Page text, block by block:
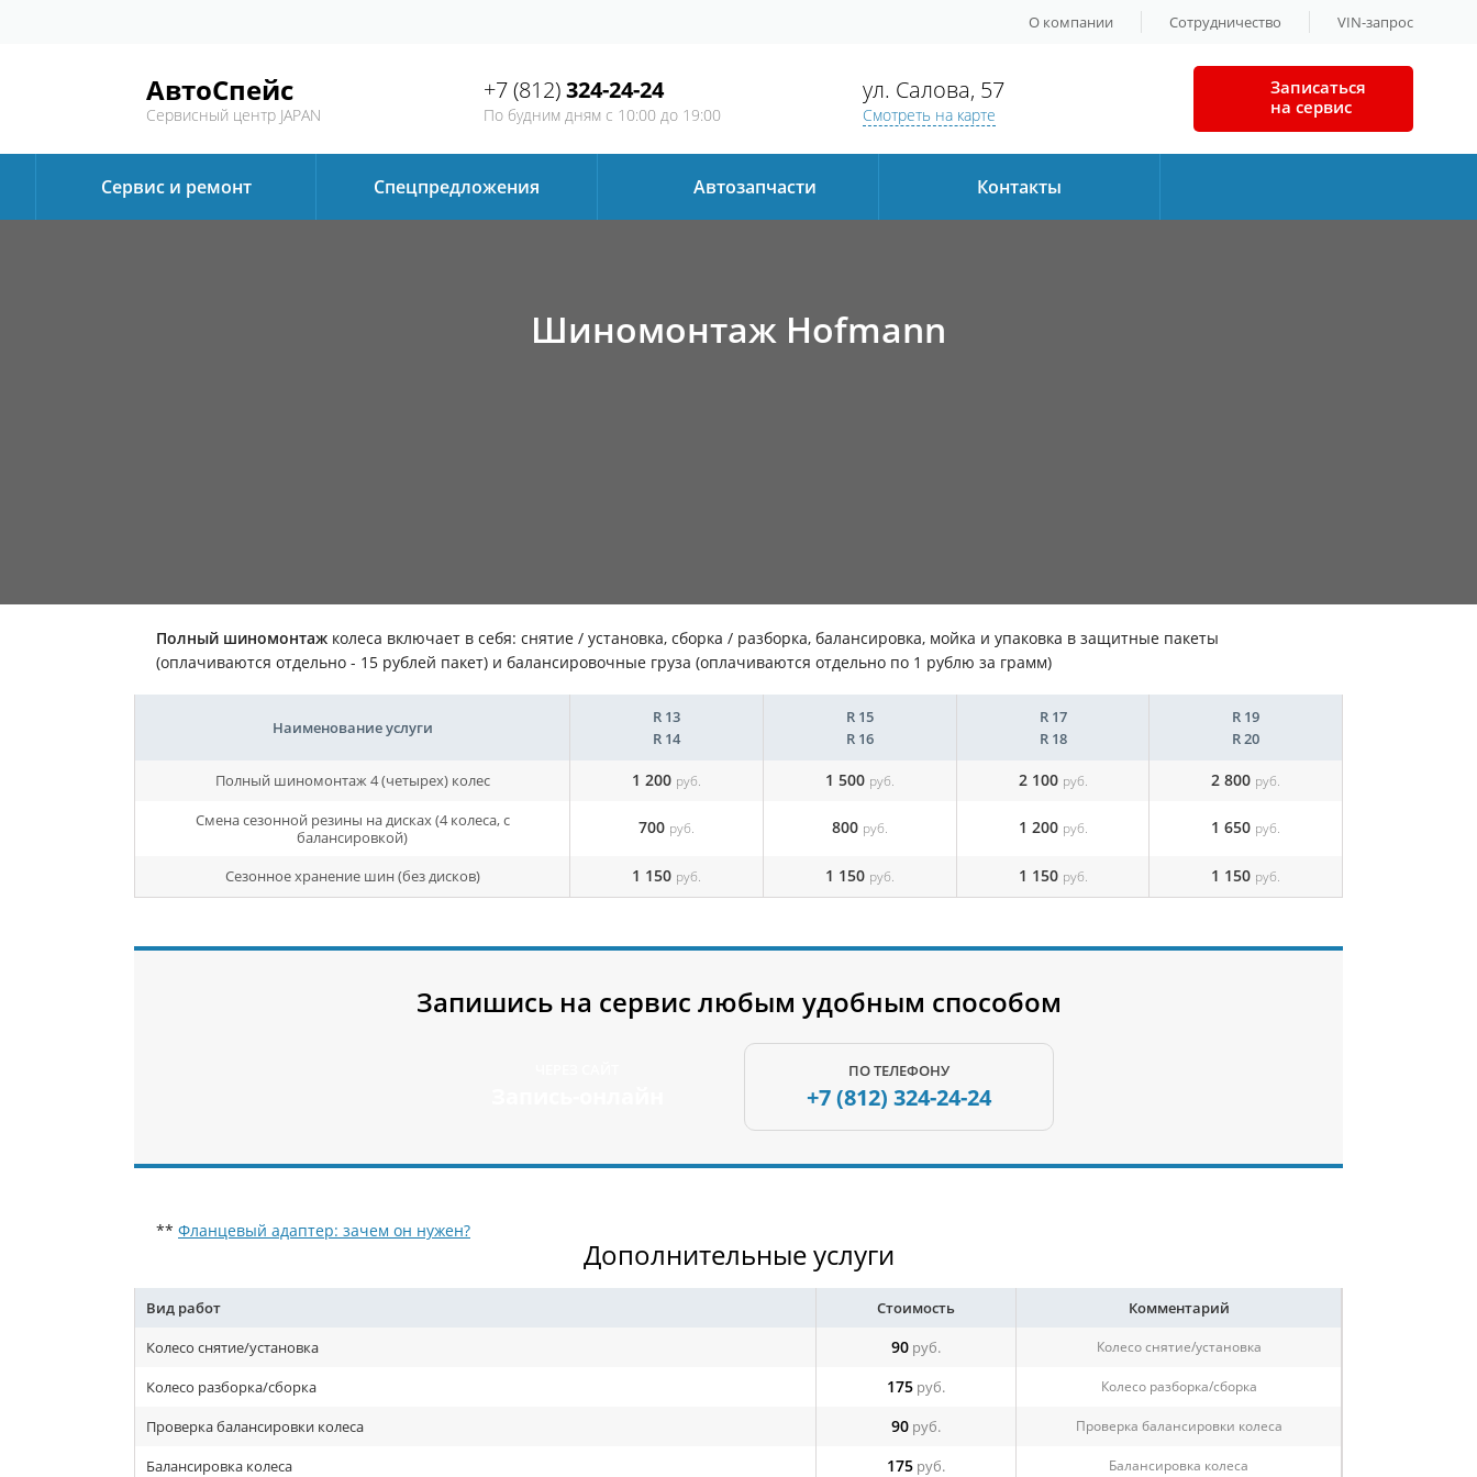
О компании Сотрудничество VIN-запрос
АвтоСпейс
Сервисный центр JAPAN
+7 (812)324-24-24
По будним днямс 10:00 до 19:00
ул. Салова, 57
Смотреть на карте
Записаться
на сервис
Сервис и ремонт Спецпредложения Автозапчаcти Контакты
Шиномонтаж Hofmann
Полный шиномонтаж колеса включает в себя: снятие / установка, сборка / разборка, балансировка, мойка и упаковка в защитные пакеты
(оплачиваются отдельно - 15 рублей пакет) и балансировочные груза (оплачиваются отдельно по 1 рублю за грамм)
Наименование услуги
R 13
R 14
R 15
R 16
R 17
R 18
R 19
R 20
Полный шиномонтаж 4 (четырех) колес 1 200 руб. 1 500 руб. 2 100 руб. 2 800 руб.
Смена сезонной резины на дисках (4 колеса, с
балансировкой)
700 руб. 800 руб. 1 200 руб. 1 650 руб.
Сезонное хранение шин (без дисков) 1 150 руб. 1 150 руб. 1 150 руб. 1 150 руб.
Запишись на сервис любым удобным способом
ПО ТЕЛЕФОНУ
+7 (812) 324-24-24
** Фланцевый адаптер: зачем он нужен?
Дополнительные услуги
Вид работ Стоимость
Комментарий
Колесо снятие/установка
90 руб. Колесо снятие/установка
Колесо разборка/сборка 175 руб. Колесо разборка/сборка
Проверка балансировки колеса 90 руб. Проверка балансировки колеса
Балансировка колеса 175 руб. Балансировка колеса